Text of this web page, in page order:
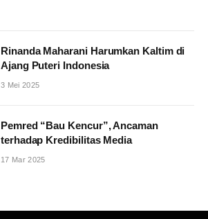
Rinanda Maharani Harumkan Kaltim di
Ajang Puteri Indonesia
3 Mei 2025
Pemred “Bau Kencur”, Ancaman
terhadap Kredibilitas Media
17 Mar 2025